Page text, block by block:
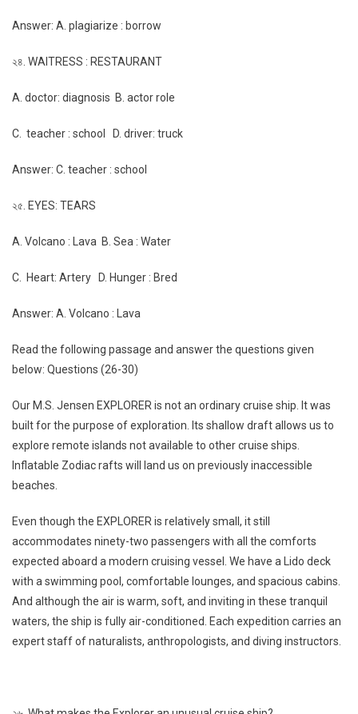
Answer: A. plagiarize : borrow
২৪. WAITRESS : RESTAURANT
A. doctor: diagnosis B. actor role
C. teacher : school D. driver: truck
Answer: C. teacher : school
২৫. EYES: TEARS
A. Volcano : Lava B. Sea : Water
C. Heart: Artery D. Hunger : Bred
Answer: A. Volcano : Lava
Read the following passage and answer the questions given
below: Questions (26-30)
Our M.S. Jensen EXPLORER is not an ordinary cruise ship. It was
built for the purpose of exploration. Its shallow draft allows us to
explore remote islands not available to other cruise ships.
Inflatable Zodiac rafts will land us on previously inaccessible
beaches.
Even though the EXPLORER is relatively small, it still
accommodates ninety-two passengers with all the comforts
expected aboard a modern cruising vessel. We have a Lido deck
with a swimming pool, comfortable lounges, and spacious cabins.
And although the air is warm, soft, and inviting in these tranquil
waters, the ship is fully air-conditioned. Each expedition carries an
expert staff of naturalists, anthropologists, and diving instructors.